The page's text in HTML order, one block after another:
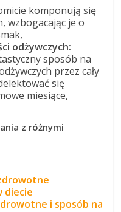
komponują się
wzbogacając je o
odżywczych:
sposób na
przez cały
się
miesiące,
z różnymi
diecie
i sposób na